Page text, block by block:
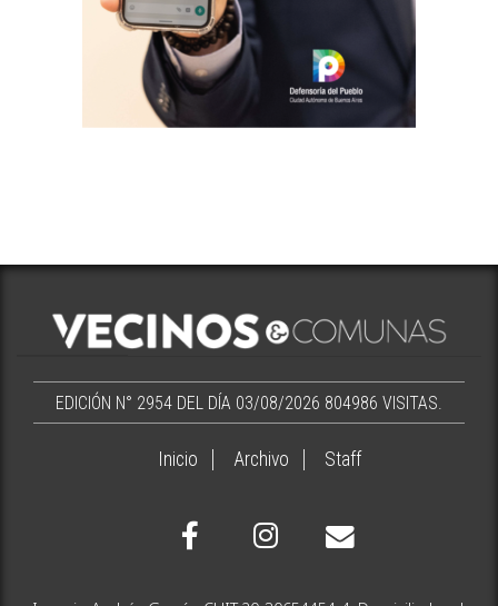
EDICIÓN N° 2954 DEL DÍA 03/08/2026 804986 VISITAS.
Inicio Archivo Staff